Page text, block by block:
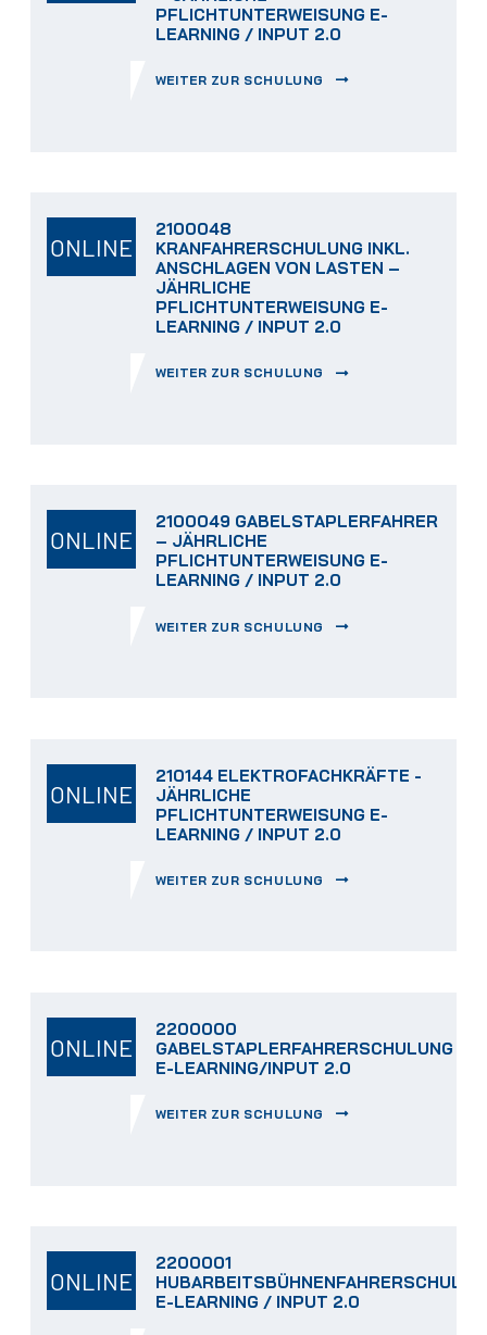
PFLICHTUNTERWEISUNG E-
LEARNING / INPUT 2.0
WEITER ZUR SCHULUNG
ONLINE
2100048
KRANFAHRERSCHULUNG INKL.
ANSCHLAGEN VON LASTEN –
JÄHRLICHE
PFLICHTUNTERWEISUNG E-
LEARNING / INPUT 2.0
WEITER ZUR SCHULUNG
ONLINE
2100049 GABELSTAPLERFAHRER
– JÄHRLICHE
PFLICHTUNTERWEISUNG E-
LEARNING / INPUT 2.0
WEITER ZUR SCHULUNG
ONLINE
210144 ELEKTROFACHKRÄFTE -
JÄHRLICHE
PFLICHTUNTERWEISUNG E-
LEARNING / INPUT 2.0
WEITER ZUR SCHULUNG
ONLINE
2200000
GABELSTAPLERFAHRERSCHULUNG
E-LEARNING/INPUT 2.0
WEITER ZUR SCHULUNG
ONLINE
2200001
E-LEARNING / INPUT 2.0